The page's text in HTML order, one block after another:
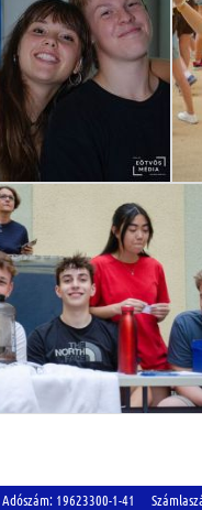
Adószám: 19623300-1-41